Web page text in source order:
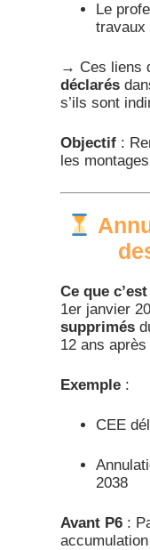
Le
travaux
→ Ces liens
déclarés
s’ils sont
Objectif :
les
Ce que c’est
1er janvier
supprimés
12 ans
Exemple :
CEE
2038
Avant P6 :